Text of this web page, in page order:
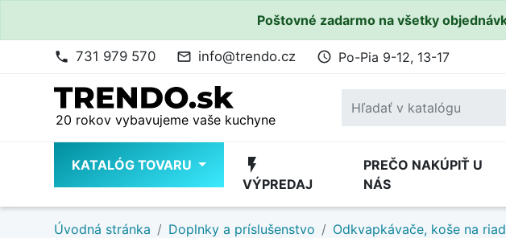
Poštovné zadarmo na všetky
phone 731 979 570 mail_outline info@trendo.cz access_time Po-Pia 9-12, 13-17
20 rokov vybavujeme vaše kuchyne
KATALÓG TOVARU flash_on
VÝPREDAJ
PREČO NAKÚPIŤ U
NÁS
Úvodná stránka Doplnky a príslušenstvo Odkvapkávače, koše na riad